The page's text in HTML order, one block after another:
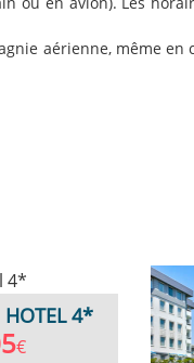
aérienne, même en
HOTEL 4*
€